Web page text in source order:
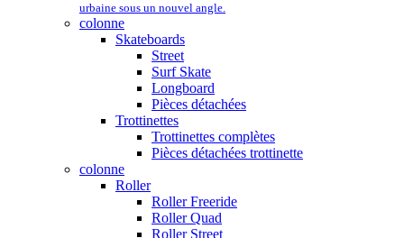
urbaine sous un nouvel angle.
colonne
Skateboards
Street
Surf Skate
Longboard
Pièces détachées
Trottinettes
Trottinettes complètes
Pièces détachées trottinette
colonne
Roller
Roller Freeride
Roller Quad
Roller Street